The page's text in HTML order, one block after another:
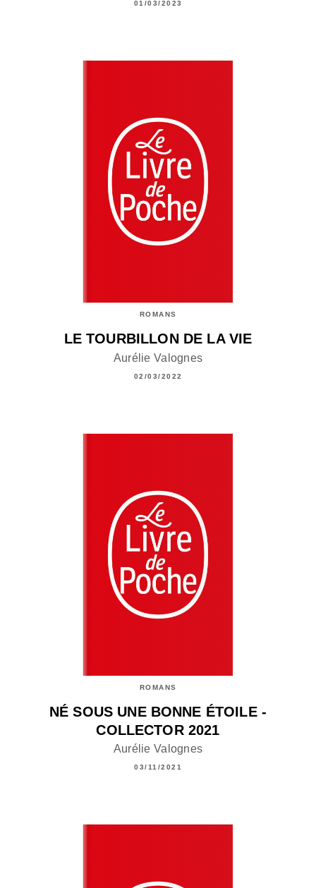
01/03/2023
ROMANS
LE TOURBILLON DE LA VIE
Aurélie Valognes
02/03/2022
ROMANS
NÉ SOUS UNE BONNE ÉTOILE -
COLLECTOR 2021
Aurélie Valognes
03/11/2021